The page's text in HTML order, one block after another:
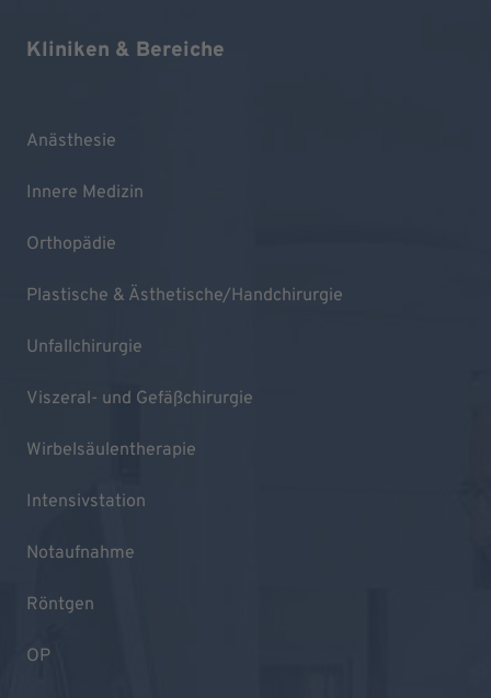
Kliniken & Bereiche
Anästhesie
Innere Medizin
Orthopädie
Plastische & Ästhetische/Handchirurgie
Unfallchirurgie
Viszeral- und Gefäßchirurgie
Wirbelsäulentherapie
Intensivstation
Notaufnahme
Röntgen
OP